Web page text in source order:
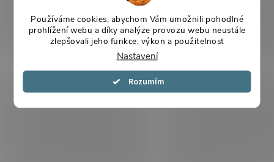
Používáme cookies, abychom Vám umožnili pohodlné
prohlížení webu a díky analýze provozu webu neustále
zlepšovali jeho funkce, výkon a použitelnost
Nastavení
Souhlasím